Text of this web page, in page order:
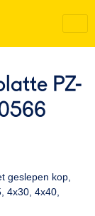
PZ-
geslepen kop,
4x30, 4x40,